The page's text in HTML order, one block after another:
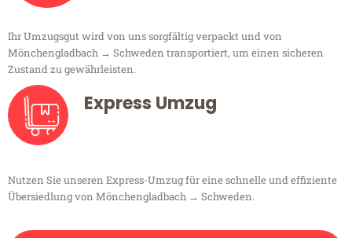
Ihr Umzugsgut wird von uns sorgfältig verpackt und von
Mönchengladbach → Schweden transportiert, um einen sicheren
Zustand zu gewährleisten.
Express Umzug
Nutzen Sie unseren Express-Umzug für eine schnelle und effiziente
Übersiedlung von Mönchengladbach → Schweden.